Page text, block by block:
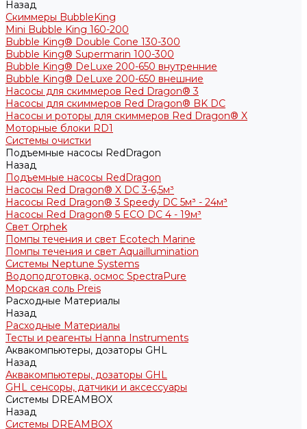
Назад
Скиммеры BubbleKing
Mini Bubble King 160-200
Bubble King® Double Cone 130-300
Bubble King® Supermarin 100-300
Bubble King® DeLuxe 200-650 внутренние
Bubble King® DeLuxe 200-650 внешние
Насосы для скиммеров Red Dragon® 3
Насосы для скиммеров Red Dragon® BK DC
Насосы и роторы для скиммеров Red Dragon® X
Моторные блоки RD1
Системы очистки
Подъемные насосы RedDragon
Назад
Подъемные насосы RedDragon
Насосы Red Dragon® X DC 3-6,5м³
Насосы Red Dragon® 3 Speedy DC 5м³ - 24м³
Насосы Red Dragon® 5 ECO DC 4 - 19м³
Свет Orphek
Помпы течения и свет Ecotech Marine
Помпы течения и свет Aquaillumination
Системы Neptune Systems
Водоподготовка, осмос SpectraPure
Морская соль Preis
Расходные Материалы
Назад
Расходные Материалы
Тесты и реагенты Hanna Instruments
Аквакомпьютеры, дозаторы GHL
Назад
Аквакомпьютеры, дозаторы GHL
GHL сенсоры, датчики и аксессуары
Системы DREAMBOX
Назад
Системы DREAMBOX